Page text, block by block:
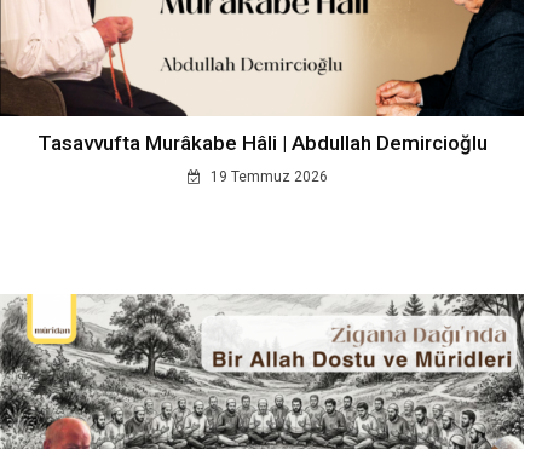
Tasavvufta Murâkabe Hâli | Abdullah Demircioğlu
19 Temmuz 2026